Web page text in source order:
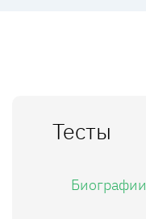
Тесты
Биографии